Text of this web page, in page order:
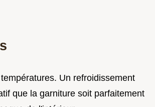
Un refroidissement
que la garniture soit parfaitement